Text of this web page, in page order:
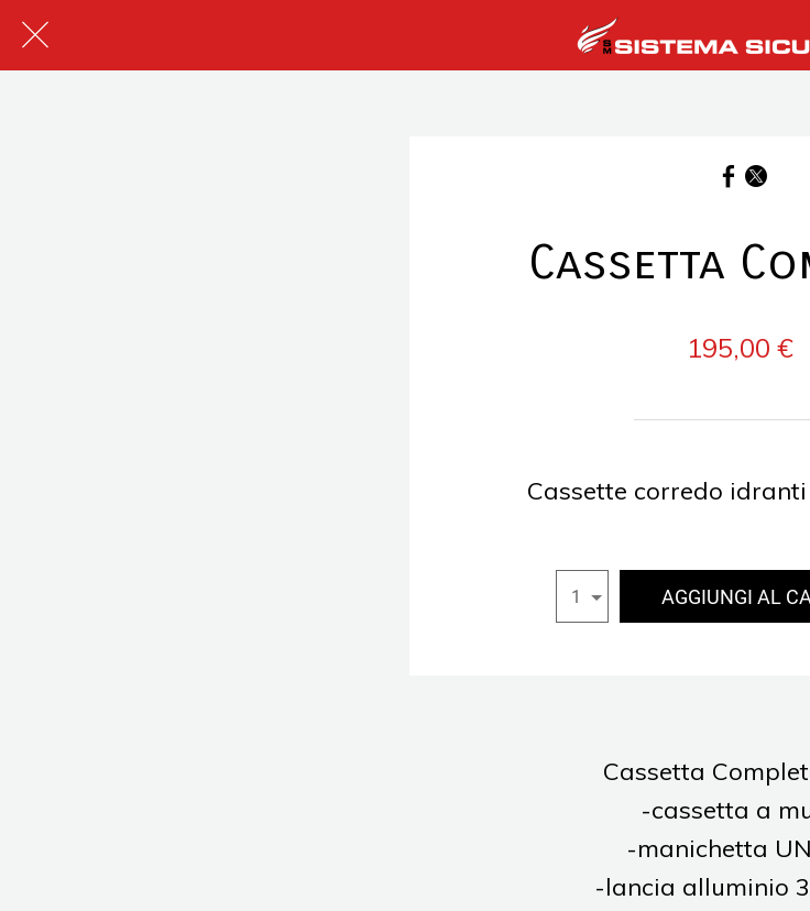
Cassetta
195,00 €
Cassette corredo
1 AGGIUNGI AL
Cassetta
-cassetta a
-manichetta
-lancia alluminio